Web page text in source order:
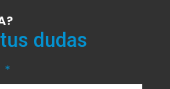
dudas